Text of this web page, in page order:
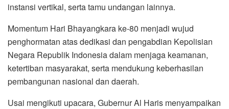
instansi vertikal, serta tamu undangan lainnya.
Momentum Hari Bhayangkara ke-80 menjadi wujud
penghormatan atas dedikasi dan pengabdian Kepolisian
Negara Republik Indonesia dalam menjaga keamanan,
ketertiban masyarakat, serta mendukung keberhasilan
pembangunan nasional dan daerah.
Usai mengikuti upacara, Gubernur Al Haris menyampaikan